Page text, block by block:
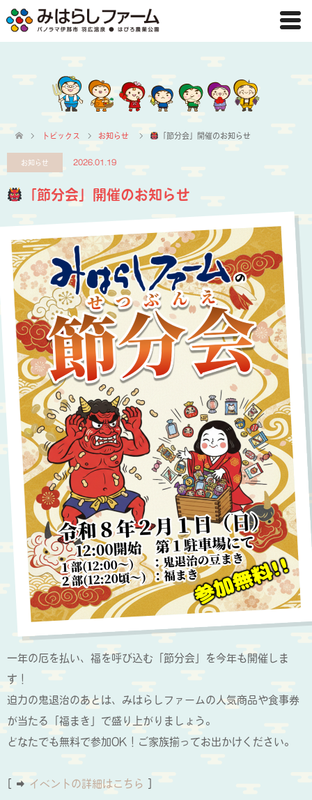
トピックス お知らせ 「節分会」開催のお知らせ
お知らせ 2026.01.19
「節分会」開催のお知らせ
一年の厄を払い、福を呼び込む「節分会」を今年も開催しま
す！
迫力の鬼退治のあとは、みはらしファームの人気商品や食事券
が当たる「福まき」で盛り上がりましょう。
どなたでも無料で参加OK！ご家族揃ってお出かけください。
[ ➡ イベントの詳細はこちら